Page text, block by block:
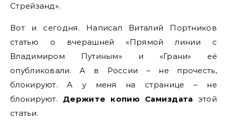
Стрейзанд».
Вот и сегодня. Написал Виталий Портников
статью о вчерашней «Прямой линии с
Владимиром Путиным» и «Грани» её
опубликовали. А в России – не прочесть,
блокируют. А у меня на странице – не
блокируют. Держите копию Самиздата этой
статьи.